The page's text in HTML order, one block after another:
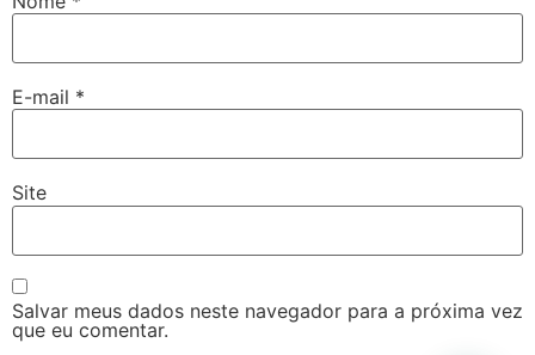
E-mail *
Site
Salvar meus dados neste navegador para a próxima vez
que eu comentar.